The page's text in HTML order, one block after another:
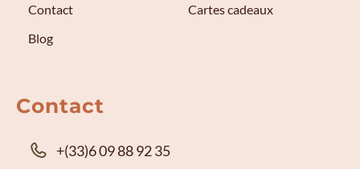
Contact
Blog
Cartes cadeaux
Contact
+(33)6 09 88 92 35